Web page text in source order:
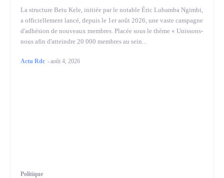
La structure Betu Kele, initiée par le notable Éric Lubamba Ngimbi,
a officiellement lancé, depuis le 1er août 2026, une vaste campagne
d'adhésion de nouveaux membres. Placée sous le thème « Unissons-
nous afin d'atteindre 20 000 membres au sein...
Actu Rdc -août 4, 2026
Politique